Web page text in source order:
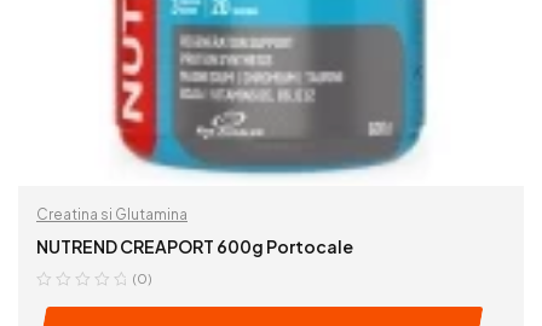
Creatina si Glutamina
NUTREND CREAPORT 600g Portocale
(0)